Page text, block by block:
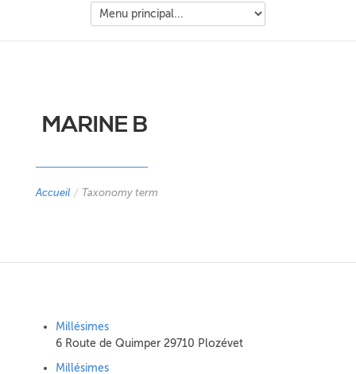
MARINE B
Accueil / Taxonomy term
Millésimes
6 Route de Quimper 29710 Plozévet
Millésimes